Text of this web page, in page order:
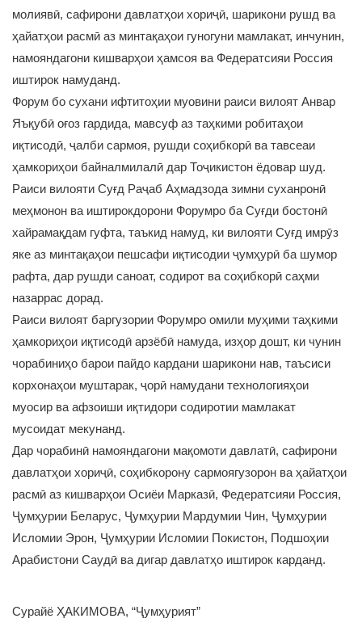
молиявӣ, сафирони давлатҳои хориҷӣ, шарикони рушд ва
ҳайатҳои расмӣ аз минтақаҳои гуногуни мамлакат, инчунин,
намояндагони кишварҳои ҳамсоя ва Федератсияи Россия
иштирок намуданд.
Форум бо сухани ифтитоҳии муовини раиси вилоят Анвар
Яъқубӣ оғоз гардида, мавсуф аз таҳкими робитаҳои
иқтисодӣ, ҷалби сармоя, рушди соҳибкорӣ ва тавсеаи
ҳамкориҳои байналмилалӣ дар Тоҷикистон ёдовар шуд.
Раиси вилояти Суғд Раҷаб Аҳмадзода зимни суханронӣ
меҳмонон ва иштирокдорони Форумро ба Суғди бостонӣ
хайрамақдам гуфта, таъкид намуд, ки вилояти Суғд имрӯз
яке аз минтақаҳои пешсафи иқтисодии ҷумҳурӣ ба шумор
рафта, дар рушди саноат, содирот ва соҳибкорӣ саҳми
назаррас дорад.
Раиси вилоят баргузории Форумро омили муҳими таҳкими
ҳамкориҳои иқтисодӣ арзёбӣ намуда, изҳор дошт, ки чунин
чорабиниҳо барои пайдо кардани шарикони нав, таъсиси
корхонаҳои муштарак, ҷорӣ намудани технологияҳои
муосир ва афзоиши иқтидори содиротии мамлакат
мусоидат мекунанд.
Дар чорабинӣ намояндагони мақомоти давлатӣ, сафирони
давлатҳои хориҷӣ, соҳибкорону сармоягузорон ва ҳайатҳои
расмӣ аз кишварҳои Осиёи Марказӣ, Федератсияи Россия,
Ҷумҳурии Беларус, Ҷумҳурии Мардумии Чин, Ҷумҳурии
Исломии Эрон, Ҷумҳурии Исломии Покистон, Подшоҳии
Арабистони Саудӣ ва дигар давлатҳо иштирок карданд.
Сурайё ҲАКИМОВА, “Ҷумҳурият”